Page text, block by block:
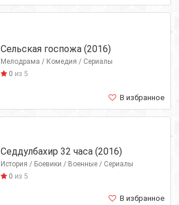
Сельская госпожа (2016)
Мелодрама / Комедия / Сериалы
0 из 5
В избранное
Седдулбахир 32 часа (2016)
История / Боевики / Военные / Сериалы
0 из 5
В избранное